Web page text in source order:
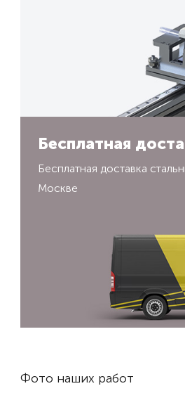
Бесплатная
Бесплатная доставка
Москве
Фото наших работ